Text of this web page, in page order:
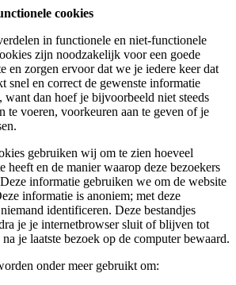
cookies
in functionele en niet-functionele
zijn noodzakelijk voor een goede
en zorgen ervoor dat we je iedere keer dat
snel en correct de gewenste informatie
dan hoef je bijvoorbeeld niet steeds
te voeren, voorkeuren aan te geven of je
gebruiken wij om te zien hoeveel
heeft en de manier waarop deze bezoekers
informatie gebruiken we om de website
informatie is anoniem; met deze
identificeren. Deze bestandjes
je je internetbrowser sluit of blijven tot
je laatste bezoek op de computer bewaard.
onder meer gebruikt om: